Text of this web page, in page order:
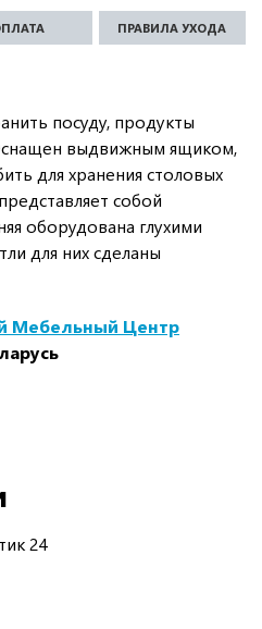
ПРАВИЛА УХОДА
посуду, продукты
выдвижным ящиком,
для хранения столовых
собой
оборудована глухими
для них сделаны
Мебельный Центр
24